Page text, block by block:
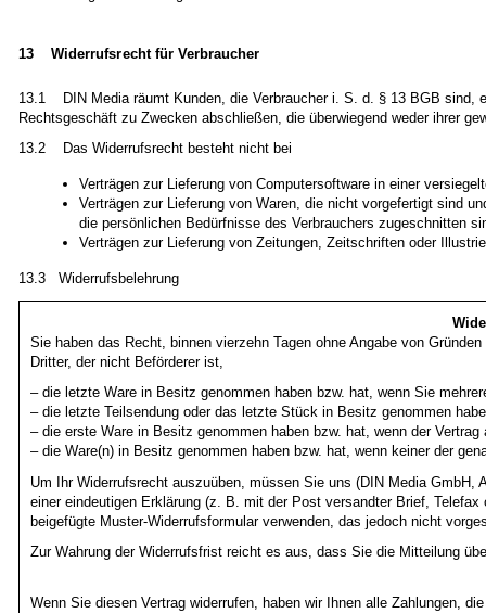
13 Widerrufsrecht für Verbraucher
13.1 DIN Media räumt Kunden, die Verbraucher i. S. d. § 13 BGB sind,
Rechtsgeschäft zu Zwecken abschließen, die überwiegend weder ihrer
13.2 Das Widerrufsrecht besteht nicht bei
Verträgen zur Lieferung von Computersoftware in einer
Verträgen zur Lieferung von Waren, die nicht vorgefertigt sind
die persönlichen Bedürfnisse des Verbrauchers zugeschnitten
Verträgen zur Lieferung von Zeitungen, Zeitschriften oder
13.3 Widerrufsbelehrung
Sie haben das Recht, binnen vierzehn Tagen ohne Angabe von
Dritter, der nicht Beförderer ist,
– die letzte Ware in Besitz genommen haben bzw. hat, wenn Sie
– die letzte Teilsendung oder das letzte Stück in Besitz genommen
– die erste Ware in Besitz genommen haben bzw. hat, wenn der
– die Ware(n) in Besitz genommen haben bzw. hat, wenn keiner der
Um Ihr Widerrufsrecht auszuüben, müssen Sie uns (DIN Media
einer eindeutigen Erklärung (z. B. mit der Post versandter Brief,
beigefügte Muster-Widerrufsformular verwenden, das jedoch nicht
Zur Wahrung der Widerrufsfrist reicht es aus, dass Sie die Mitteilung
Wenn Sie diesen Vertrag widerrufen, haben wir Ihnen alle Zahlungen,